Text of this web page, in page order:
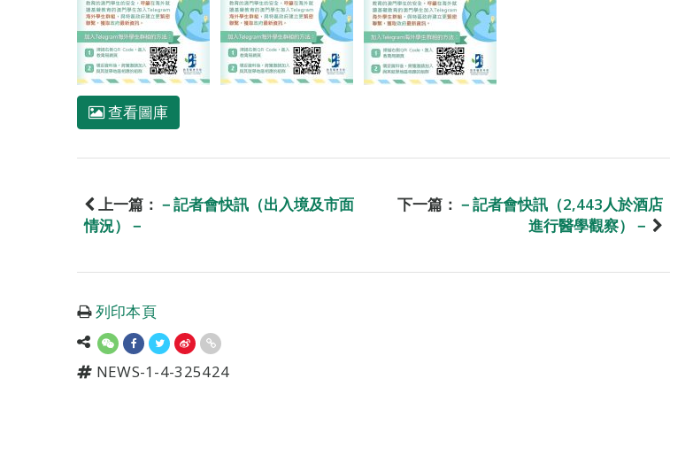
查看圖庫
上一篇： －記者會快訊（出入境及市面
情況）－
下一篇： －記者會快訊（2,443人於酒店
進行醫學觀察）－
列印本頁
NEWS-1-4-325424